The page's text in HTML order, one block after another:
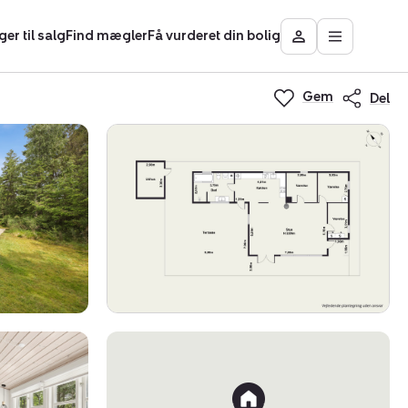
til salgFind mæglerFå vurderet din bolig
Besøg
Mit
Nybolig
Åbn
Gem Del